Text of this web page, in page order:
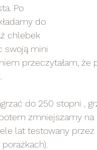
Po
do
chlebek
swoją mini
przeczytałam,
do 250 stopni ,
zmniejszamy
lat testowany